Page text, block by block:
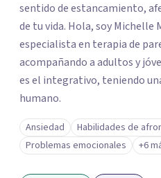
sentido de estancamiento,
de tu vida. Hola, soy
especialista en terapia de
acompañando a adultos y
es el integrativo, teniendo
humano.
Ansiedad
Habilidades de
Problemas emocionales
+6